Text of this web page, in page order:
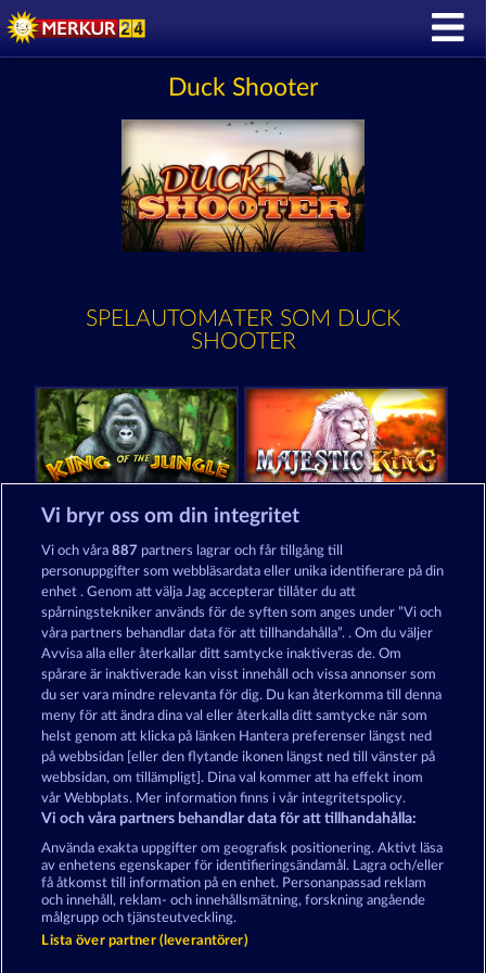
Duck Shooter
SPELAUTOMATER SOM DUCK
SHOOTER
King of the Jungle
Savanna Moon Night Wolves
Användarvillkor Sekretesspolicy Avtryck
Om Företaget FAQ Facebook
Skicka in en begäran om att ångra köpet
Vi bryr oss om din integritet
Vi och våra887 partners lagrar och får tillgång till
personuppgifter som webbläsardata eller unika identifierare på din
enhet . Genom att välja Jag accepterar tillåter du att
spårningstekniker används för de syften som anges under ”Vi och
våra partners behandlar data för att tillhandahålla”. . Om du väljer
Avvisa alla eller återkallar ditt samtycke inaktiveras de. Om
spårare är inaktiverade kan visst innehåll och vissa annonser som
du ser vara mindre relevanta för dig. Du kan återkomma till denna
meny för att ändra dina val eller återkalla ditt samtycke när som
helst genom att klicka på länken Hantera preferenser längst ned
på webbsidan [eller den flytande ikonen längst ned till vänster på
webbsidan, om tillämpligt]. Dina val kommer att ha effekt inom
vår Webbplats. Mer information finns i vår integritetspolicy.
Vi och våra partners behandlar data för att tillhandahålla:
Använda exakta uppgifter om geografisk positionering. Aktivt läsa
av enhetens egenskaper för identifieringsändamål. Lagra och/eller
få åtkomst till information på en enhet. Personanpassad reklam
och innehåll, reklam- och innehållsmätning, forskning angående
målgrupp och tjänsteutveckling.
Lista över partner (leverantörer)